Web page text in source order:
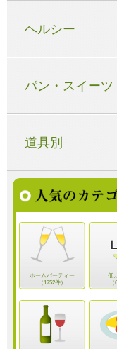
ヘルシー
パン・スイーツ
道具別
ホームパーティー
（1752件）
低
（